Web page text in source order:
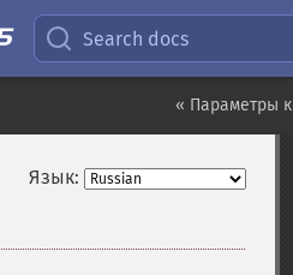
Search docs
« Параметры
Язык: